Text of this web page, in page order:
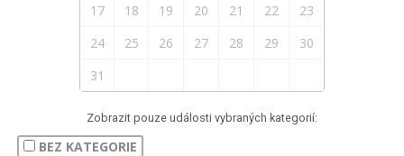
17
18 19 20 21 22
23
24
25 26 27 28 29
30
31
Zobrazit pouze události vybraných kategorií:
BEZ KATEGORIE